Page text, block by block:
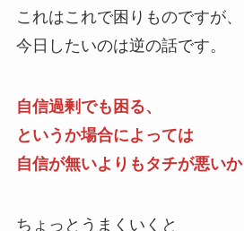
これはこれで困りものですが、
今日したいのは逆の話です。
自信過剰でも困る、
というか場合によっては
自信が無いよりもタチが悪いか
ちょっとうまくいくと